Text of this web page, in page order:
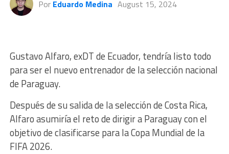
Por Eduardo Medina August 15, 2024
Gustavo Alfaro, exDT de Ecuador, tendría listo todo
para ser el nuevo entrenador de la selección nacional
de Paraguay.
Después de su salida de la selección de Costa Rica,
Alfaro asumiría el reto de dirigir a Paraguay con el
objetivo de clasificarse para la Copa Mundial de la
FIFA 2026.